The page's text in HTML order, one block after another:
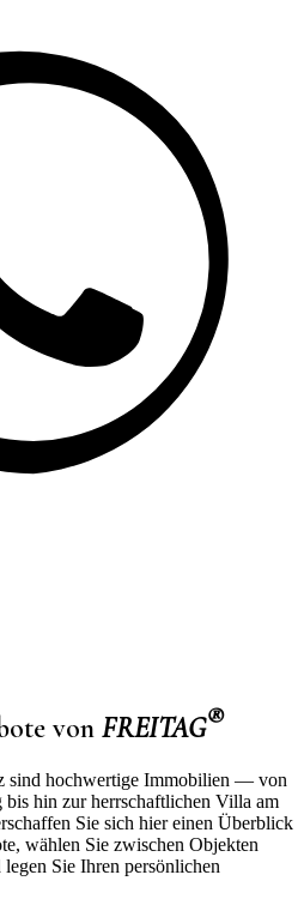
von FREITAG®
sind hochwertige Immobilien — von
hin zur herrschaftlichen Villa am
Sie sich hier einen Überblick
wählen Sie zwischen Objekten
Sie Ihren persönlichen